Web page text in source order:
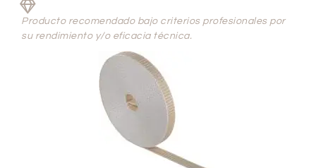
Producto recomendado bajo criterios profesionales por
su rendimiento y/o eficacia técnica.